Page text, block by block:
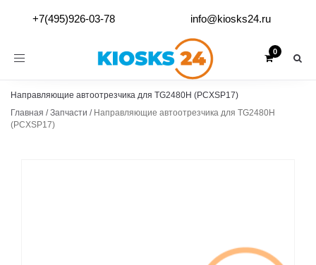
+7(495)926-03-78 info@kiosks24.ru
Toggle
Направляющие автоотрезчика для TG2480H (PCXSP17)
Главная /Запчасти / Направляющие автоотрезчика для TG2480H
(PCXSP17)